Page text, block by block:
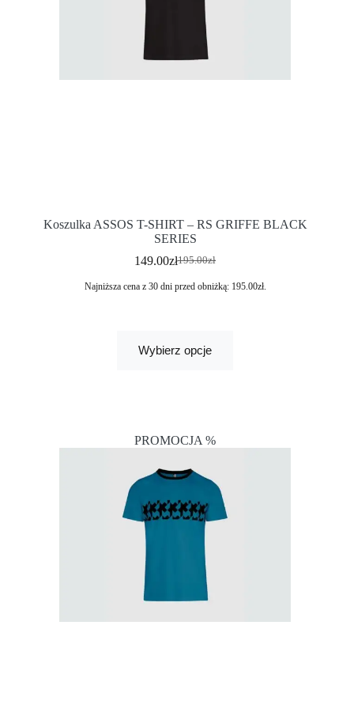
Koszulka ASSOS T-SHIRT – RS GRIFFE BLACK
SERIES
195.00zł
149.00zł
Najniższa cena z 30 dni przed obniżką: 195.00zł.
Wybierz opcje
PROMOCJA %